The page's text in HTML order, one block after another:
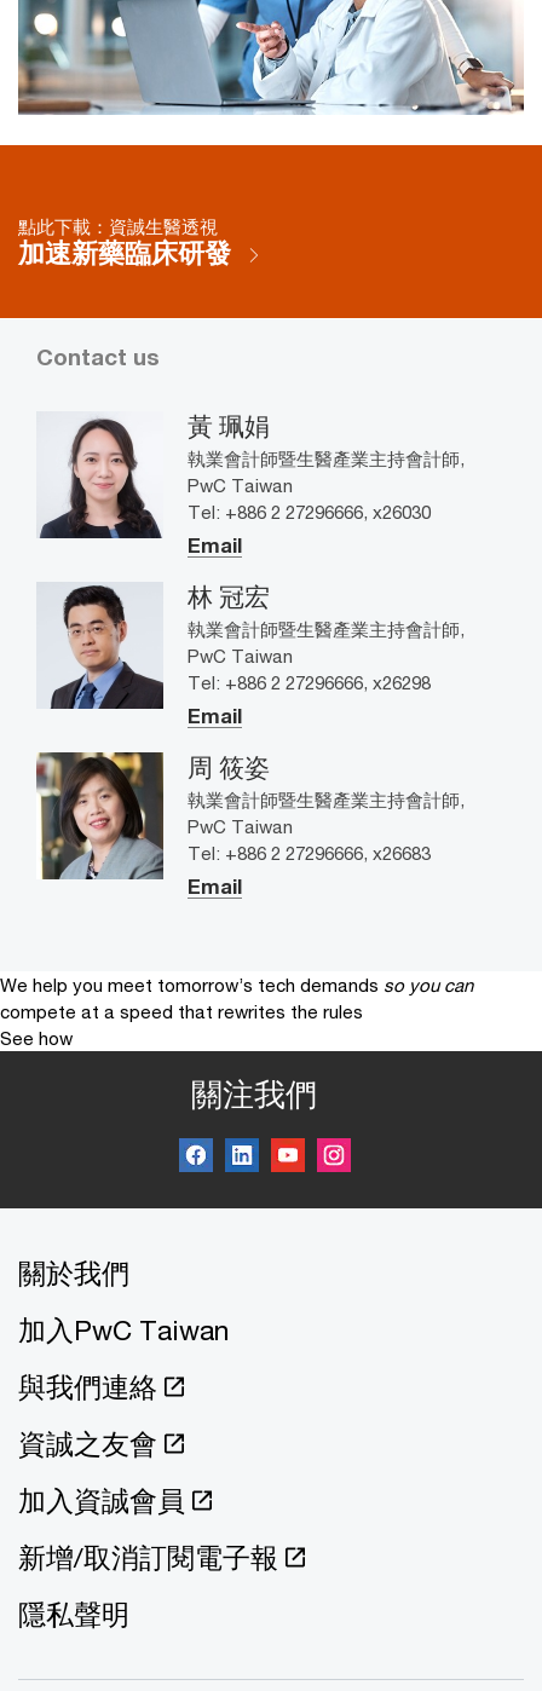
點此下載：資誠生醫透視
加速新藥臨床研發
Contact us
黃 珮娟
執業會計師暨生醫產業主持會計師,
PwC Taiwan
Tel: +886 2 27296666, x26030
Email
林 冠宏
執業會計師暨生醫產業主持會計師,
PwC Taiwan
Tel: +886 2 27296666, x26298
Email
周 筱姿
執業會計師暨生醫產業主持會計師,
PwC Taiwan
Tel: +886 2 27296666, x26683
Email
We help you meet tomorrow’s tech demands so you can
compete at a speed that rewrites the rules
See how
關注我們
關於我們
加入PwC Taiwan
與我們連絡
資誠之友會
加入資誠會員
新增/取消訂閱電子報
隱私聲明